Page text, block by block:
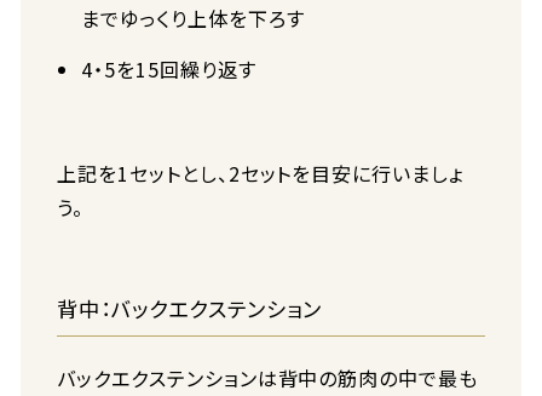
までゆっくり上体を下ろす
4・5を15回繰り返す
上記を1セットとし、2セットを目安に行いましょ
う。
背中：バックエクステンション
バックエクステンションは背中の筋肉の中で最も